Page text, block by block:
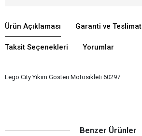
Ürün Açıklaması Garanti ve Teslimat
Taksit Seçenekleri Yorumlar
Lego City Yıkım Gösteri Motosikleti 60297
Benzer Ürünler